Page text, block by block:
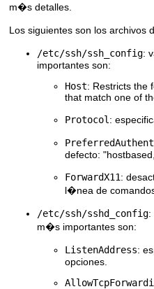
m�s detalles.
Los siguientes son los
/etc/ssh/ssh_config:
importantes son:
Host: Restricts the
that match one of
Protocol :
defecto:
ForwardX11:
l�nea de
/etc/ssh/sshd_config:
m�s importantes son:
ListenAddress:
opciones.